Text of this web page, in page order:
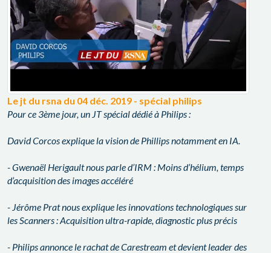
Le jt du rsna du 04 déc. 2019 - spécial philips
Pour ce 3ème jour, un JT spécial dédié à Philips :
David Corcos explique la vision de Phillips notamment en IA.
- Gwenaël Herigault nous parle d’IRM : Moins d’hélium, temps
d’acquisition des images accéléré
- Jérôme Prat nous explique les innovations technologiques sur
les Scanners : Acquisition ultra-rapide, diagnostic plus précis
- Philips annonce le rachat de Carestream et devient leader des